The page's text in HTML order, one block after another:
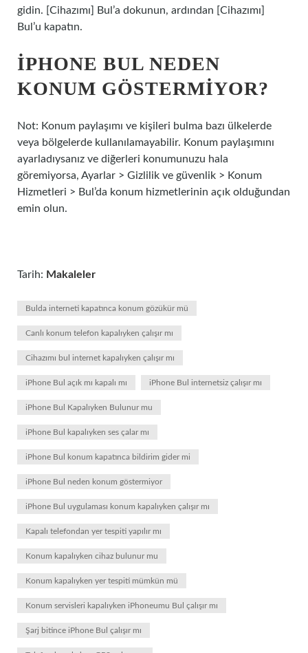
gidin. [Cihazımı] Bul’a dokunun, ardından [Cihazımı]
Bul’u kapatın.
IPHONE BUL NEDEN
KONUM GÖSTERMIYOR?
Not: Konum paylaşımı ve kişileri bulma bazı ülkelerde
veya bölgelerde kullanılamayabilir. Konum paylaşımını
ayarladıysanız ve diğerleri konumunuzu hala
göremiyorsa, Ayarlar > Gizlilik ve güvenlik > Konum
Hizmetleri > Bul’da konum hizmetlerinin açık olduğundan
emin olun.
Tarih: Makaleler
Bulda interneti kapatınca konum gözükür mü
Canlı konum telefon kapalıyken çalışır mı
Cihazımı bul internet kapalıyken çalışır mı
iPhone Bul açık mı kapalı mı iPhone Bul internetsiz çalışır mı
iPhone Bul Kapalıyken Bulunur mu
iPhone Bul kapalıyken ses çalar mı
iPhone Bul konum kapatınca bildirim gider mi
iPhone Bul neden konum göstermiyor
iPhone Bul uygulaması konum kapalıyken çalışır mı
Kapalı telefondan yer tespiti yapılır mı
Konum kapalıyken cihaz bulunur mu
Konum kapalıyken yer tespiti mümkün mü
Konum servisleri kapalıyken iPhoneumu Bul çalışır mı
Şarj bitince iPhone Bul çalışır mı